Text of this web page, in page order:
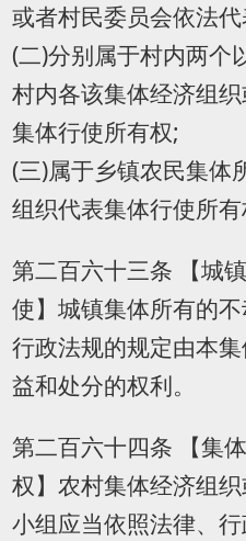
或者村民委员会依法
(二)分别属于村内两个
村内各该集体经济组
集体行使所有权;
(三)属于乡镇农民集体
组织代表集体行使所有
第二百六十三条 【城
使】城镇集体所有的不
行政法规的规定由本
益和处分的权利。
第二百六十四条 【集
权】农村集体经济组
小组应当依照法律、